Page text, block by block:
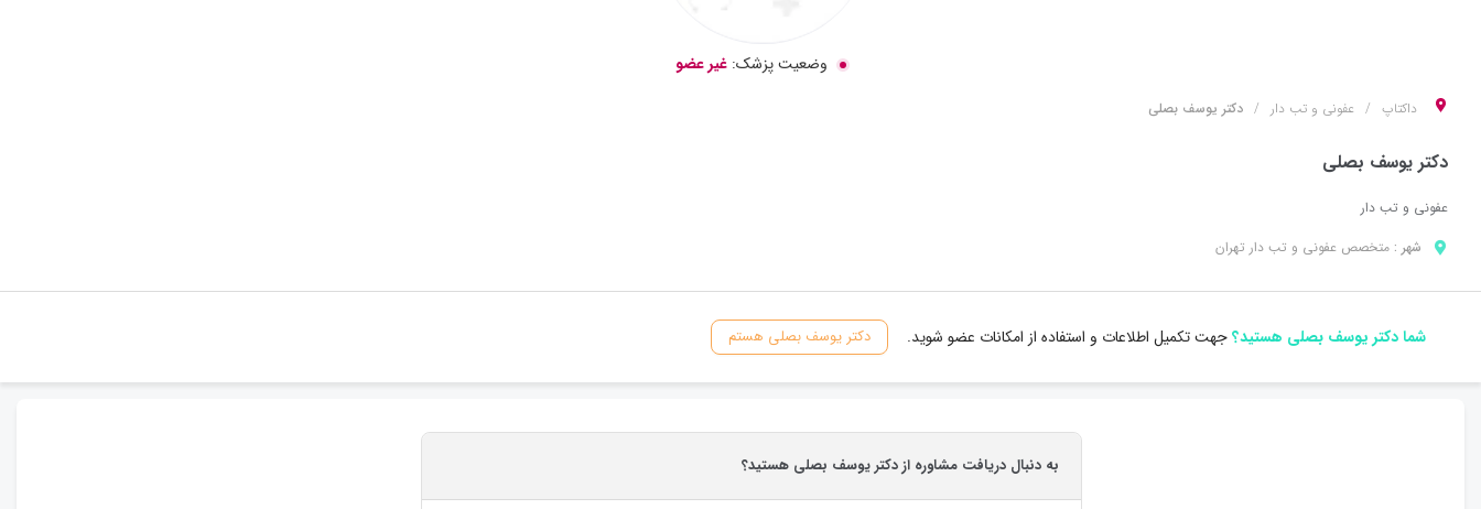
وضعیت پزشک: غیر عضو
داکتاپ عفونی و تب دار دکتر یوسف بصلی
دکتر یوسف بصلی
عفونی و تب دار
شهر : متخصص عفونی و تب دار تهران
شما دکتر یوسف بصلی هستید؟جهت تکمیل اطلاعات و استفاده از امکانات عضو شوید. دکتر یوسف بصلی هستم
به دنبال دریافت مشاوره از دکتر یوسف بصلی هستید؟